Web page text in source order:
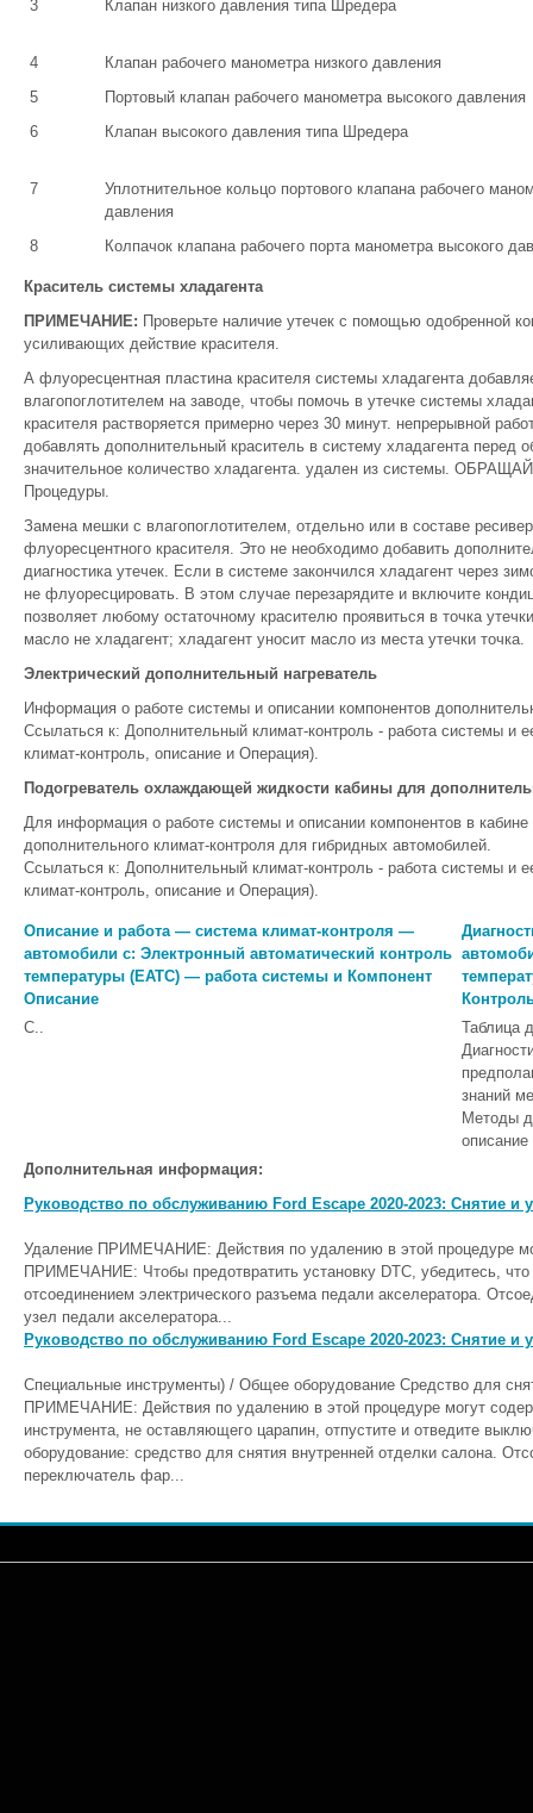
3 Клапан низкого давления типа Шредера
4
Клапан рабочего манометра низкого давления
5
Портовый клапан рабочего манометра высокого давления
6
Клапан высокого давления типа Шредера
7
Уплотнительное кольцо портового клапана рабочего
давления
8
Колпачок клапана рабочего порта манометра высокого
Краситель системы хладагента
ПРИМЕЧАНИЕ: Проверьте наличие утечек с помощью одобренной
усиливающих действие красителя.
А флуоресцентная пластина красителя системы хладагента
влагопоглотителем на заводе, чтобы помочь в утечке системы
красителя растворяется примерно через 30 минут. непрерывной
добавлять дополнительный краситель в систему хладагента перед
значительное количество хладагента. удален из системы.
Процедуры.
Замена мешки с влагопоглотителем, отдельно или в составе
флуоресцентного красителя. Это не необходимо добавить
диагностика утечек. Если в системе закончился хладагент через
не флуоресцировать. В этом случае перезарядите и включите
позволяет любому остаточному красителю проявиться в точка
масло не хладагент; хладагент уносит масло из места утечки точка.
Электрический дополнительный нагреватель
Информация о работе системы и описании компонентов
Ссылаться к: Дополнительный климат-контроль - работа системы и
климат-контроль, описание и Операция).
Подогреватель охлаждающей жидкости кабины для
Для информация о работе системы и описании компонентов в
дополнительного климат-контроля для гибридных автомобилей.
Ссылаться к: Дополнительный климат-контроль - работа системы и
климат-контроль, описание и Операция).
Описание и работа — система климат-контроля —
автомобили с: Электронный автоматический контроль
температуры (EATC) — работа системы и Компонент
Описание
С..
Таблица
знаний
Методы
описание
Дополнительная информация:
Руководство по обслуживанию Ford Escape 2020-2023: Снятие и
Удаление ПРИМЕЧАНИЕ: Действия по удалению в этой процедуре
ПРИМЕЧАНИЕ: Чтобы предотвратить установку DTC, убедитесь,
отсоединением электрического разъема педали акселератора.
узел педали акселератора...
Руководство по обслуживанию Ford Escape 2020-2023: Снятие
Специальные инструменты) / Общее оборудование Средство для
ПРИМЕЧАНИЕ: Действия по удалению в этой процедуре могут
инструмента, не оставляющего царапин, отпустите и отведите
оборудование: средство для снятия внутренней отделки салона.
переключатель фар...